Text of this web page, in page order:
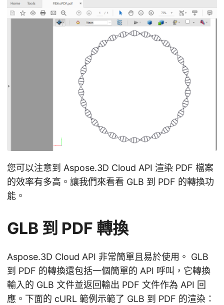
您可以注意到 Aspose.3D Cloud API 渲染 PDF 檔案
的效率有多高。讓我們來看看 GLB 到 PDF 的轉換功
能。
GLB 到 PDF 轉換
Aspose.3D Cloud API 非常簡單且易於使用。 GLB
到 PDF 的轉換還包括一個簡單的 API 呼叫，它轉換
輸入的 GLB 文件並返回輸出 PDF 文件作為 API 回
應。下面的 cURL 範例示範了 GLB 到 PDF 的渲染：